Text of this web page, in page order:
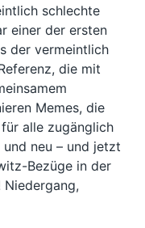
schlechte
einer der ersten
der vermeintlich
die mit
Memes, die
alle zugänglich
neu – und jetzt
Bezüge in der
Niedergang,